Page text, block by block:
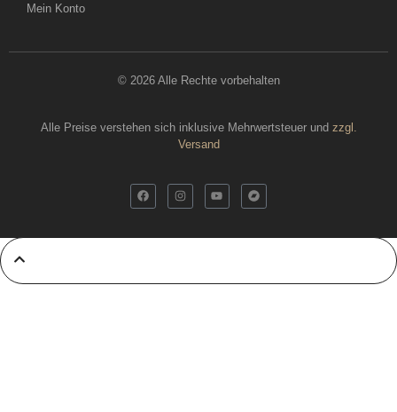
Mein Konto
© 2026 Alle Rechte vorbehalten
Alle Preise verstehen sich inklusive Mehrwertsteuer und zzgl.
Versand